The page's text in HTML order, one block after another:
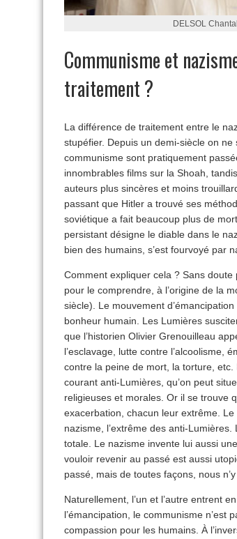
DELSOL
Communisme et
traitement ?
La différence de traitement entre le
stupéfier. Depuis un demi-siècle on
communisme sont pratiquement
innombrables films sur la Shoah,
auteurs plus sincères et moins
passant que Hitler a trouvé ses
soviétique a fait beaucoup plus de
persistant désigne le diable dans le
bien des humains, s’est fourvoyé par
Comment expliquer cela ? Sans doute
pour le comprendre, à l’origine de la
siècle). Le mouvement
bonheur humain. Les Lumières
que l’historien Olivier Grenouilleau
l’esclavage, lutte contre l’alcoolisme,
contre la peine de mort, la torture,
courant anti-Lumières, qu’on peut
religieuses et morales. Or il se trouve
exacerbation, chacun leur extrême.
nazisme, l’extrême des anti-
totale. Le nazisme invente lui aussi
vouloir revenir au passé est aussi
passé, mais de toutes façons, nous
Naturellement, l’un et l’autre entrent
l’émancipation, le communisme n’est
compassion pour les humains. À